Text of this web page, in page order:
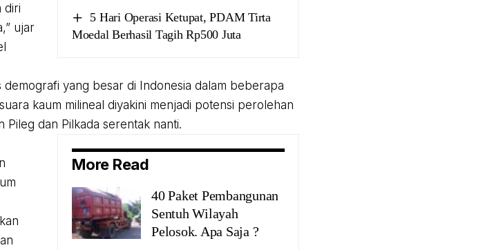
5 Hari Operasi Ketupat, PDAM Tirta
Moedal Berhasil Tagih Rp500 Juta
diri
ujar
demografi yang besar di Indonesia dalam beberapa
kaum milineal diyakini menjadi potensi perolehan
dan Pilkada serentak nanti.
More Read
40 Paket Pembangunan
Sentuh Wilayah
Pelosok. Apa Saja ?